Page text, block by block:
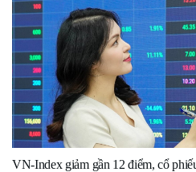
VN-Index giảm gần 12 điểm, cổ